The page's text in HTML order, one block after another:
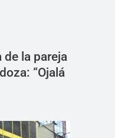
de la pareja
“Ojalá